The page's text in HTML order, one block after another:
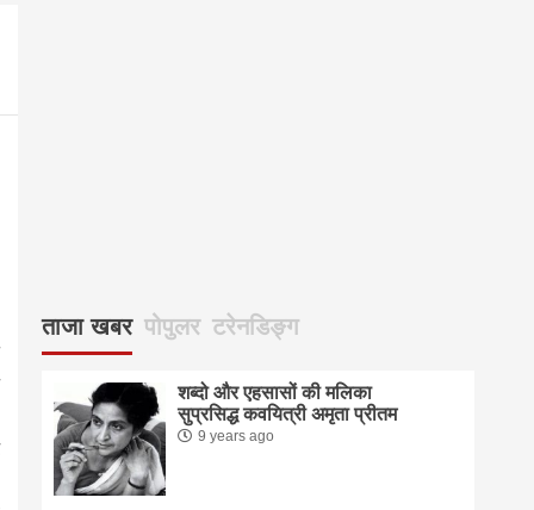
ताजा खबर पोपुलर टरेनडिङ्ग
शब्दो और एहसासों की मलिका
सुप्रसिद्ध कवयित्री अमृता प्रीतम
9 years ago